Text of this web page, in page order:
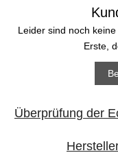
Leider sind noch
Erste,
Überprüfung der